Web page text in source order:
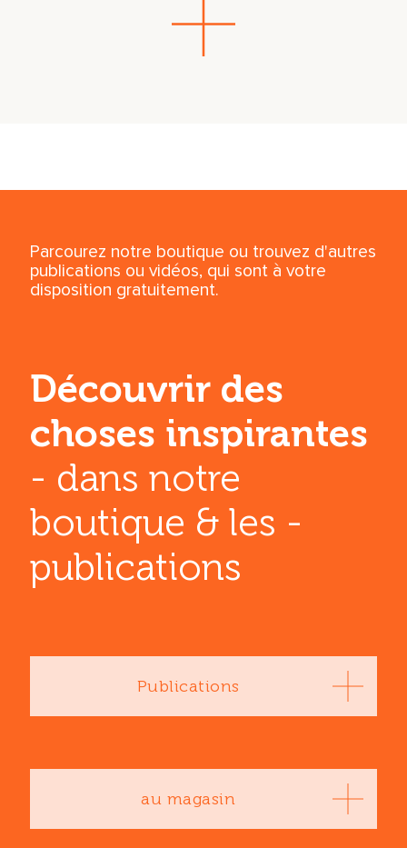
Parcourez notre boutique ou trouvez d'autres
publications ou vidéos, qui sont à votre
disposition gratuitement.
Découvrir des
choses inspirantes
- dans notre
boutique & les ­
publications
Publications
au magasin